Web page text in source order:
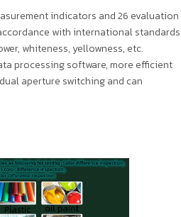
indicators and 26 evaluation
with international standards
whiteness, yellowness, etc.
processing software, more efficient
aperture switching and can